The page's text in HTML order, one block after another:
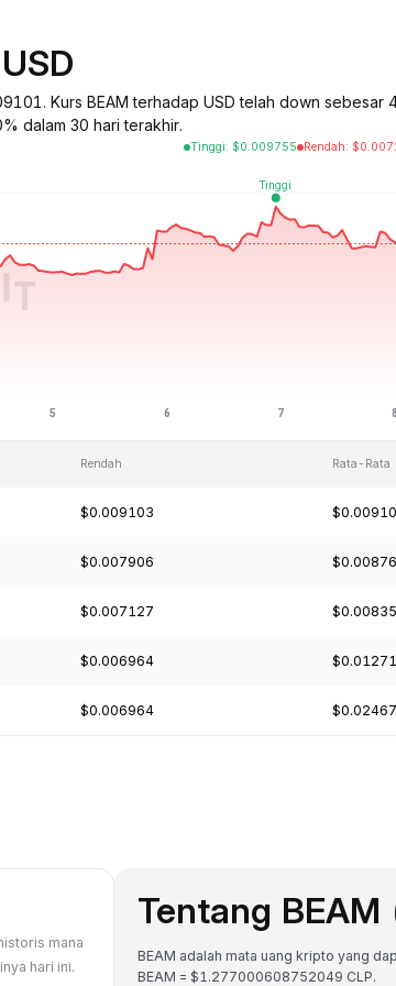
Kurs BEAM terhadap USD telah down
dalam 30 hari terakhir.
Tinggi: $0.009755 Rendah: $
Rendah Rata-Rata
$0.009103
$0.007906
$0.007127
$0.006964
$0.006964
mana
hari ini.
Tentang BEAM
BEAM adalah mata uang kripto yang
BEAM = $1.277000608752049 CLP.